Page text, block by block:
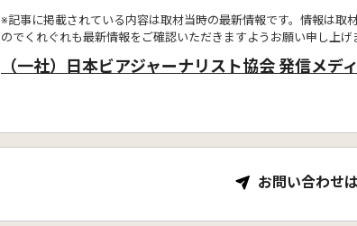
※記事に掲載されている内容は取材当時の最新情報です。情報は取
のでくれぐれも最新情報をご確認いただきますようお願い申し上げ
（一社）日本ビアジャーナリスト協会 発信メデ
お問い合わせ